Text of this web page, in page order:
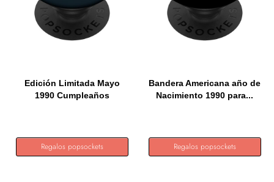
Edición Limitada Mayo
1990 Cumpleaños
Regalos popsockets
Bandera Americana año de
Nacimiento 1990 para...
Regalos popsockets